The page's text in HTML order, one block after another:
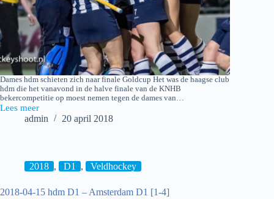
Dames hdm schieten zich naar finale Goldcup Het was de haagse club
hdm die het vanavond in de halve finale van de KNHB
bekercompetitie op moest nemen tegen de dames van…
Lees meer
2018-
D1
admin 20 april 2018
2018 , D1 , Veldhockey
2018-04-15 hdm D1 – Amsterdam D1 [1-4]